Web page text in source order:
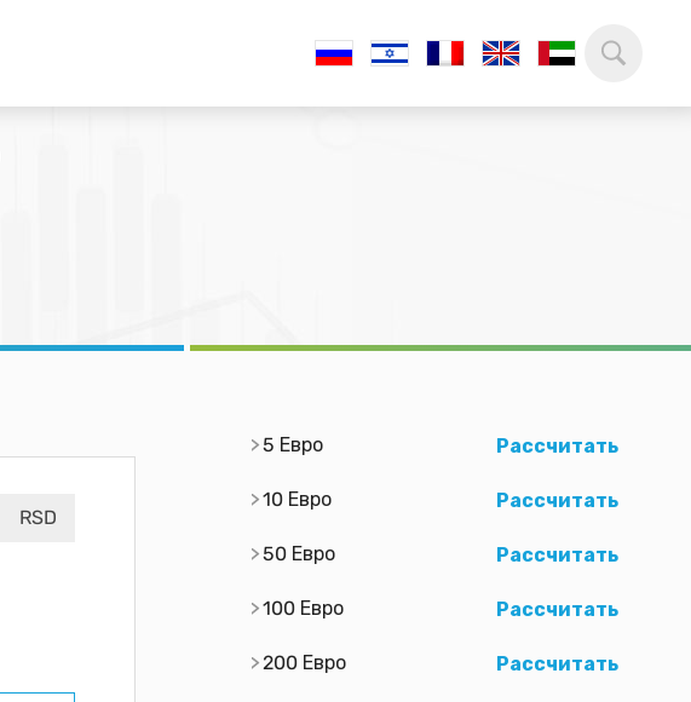
RSD
5 Евро Рассчитать
10 Евро Рассчитать
50 Евро Рассчитать
100 Евро Рассчитать
200 Евро Рассчитать